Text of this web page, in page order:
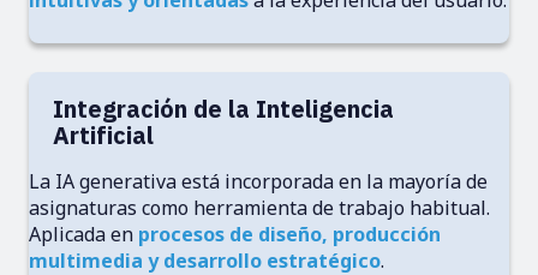
Integración de la Inteligencia
Artificial
La IA generativa está incorporada en la mayoría de
asignaturas como herramienta de trabajo habitual.
Aplicada en procesos de diseño, producción
multimedia y desarrollo estratégico.